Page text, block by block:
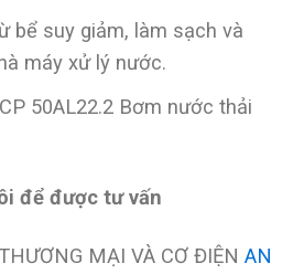
bể suy giảm, làm sạch và
máy xử lý nước.
50AL22.2 Bơm nước thải
để được tư vấn
MẠI VÀ CƠ ĐIỆN AN